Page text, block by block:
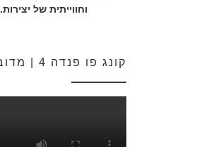
וחווייתית של יצירות.
קונג פו פנדה 4 | מדובב